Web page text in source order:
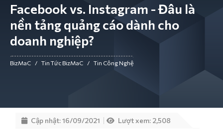
Facebook vs. Instagram - Đâu là
nền tảng quảng cáo dành cho
doanh nghiệp?
BizMaC / Tin Tức BizMaC / Tin Công Nghệ
Cập nhật: 16/09/2021 Lượt xem: 2,508